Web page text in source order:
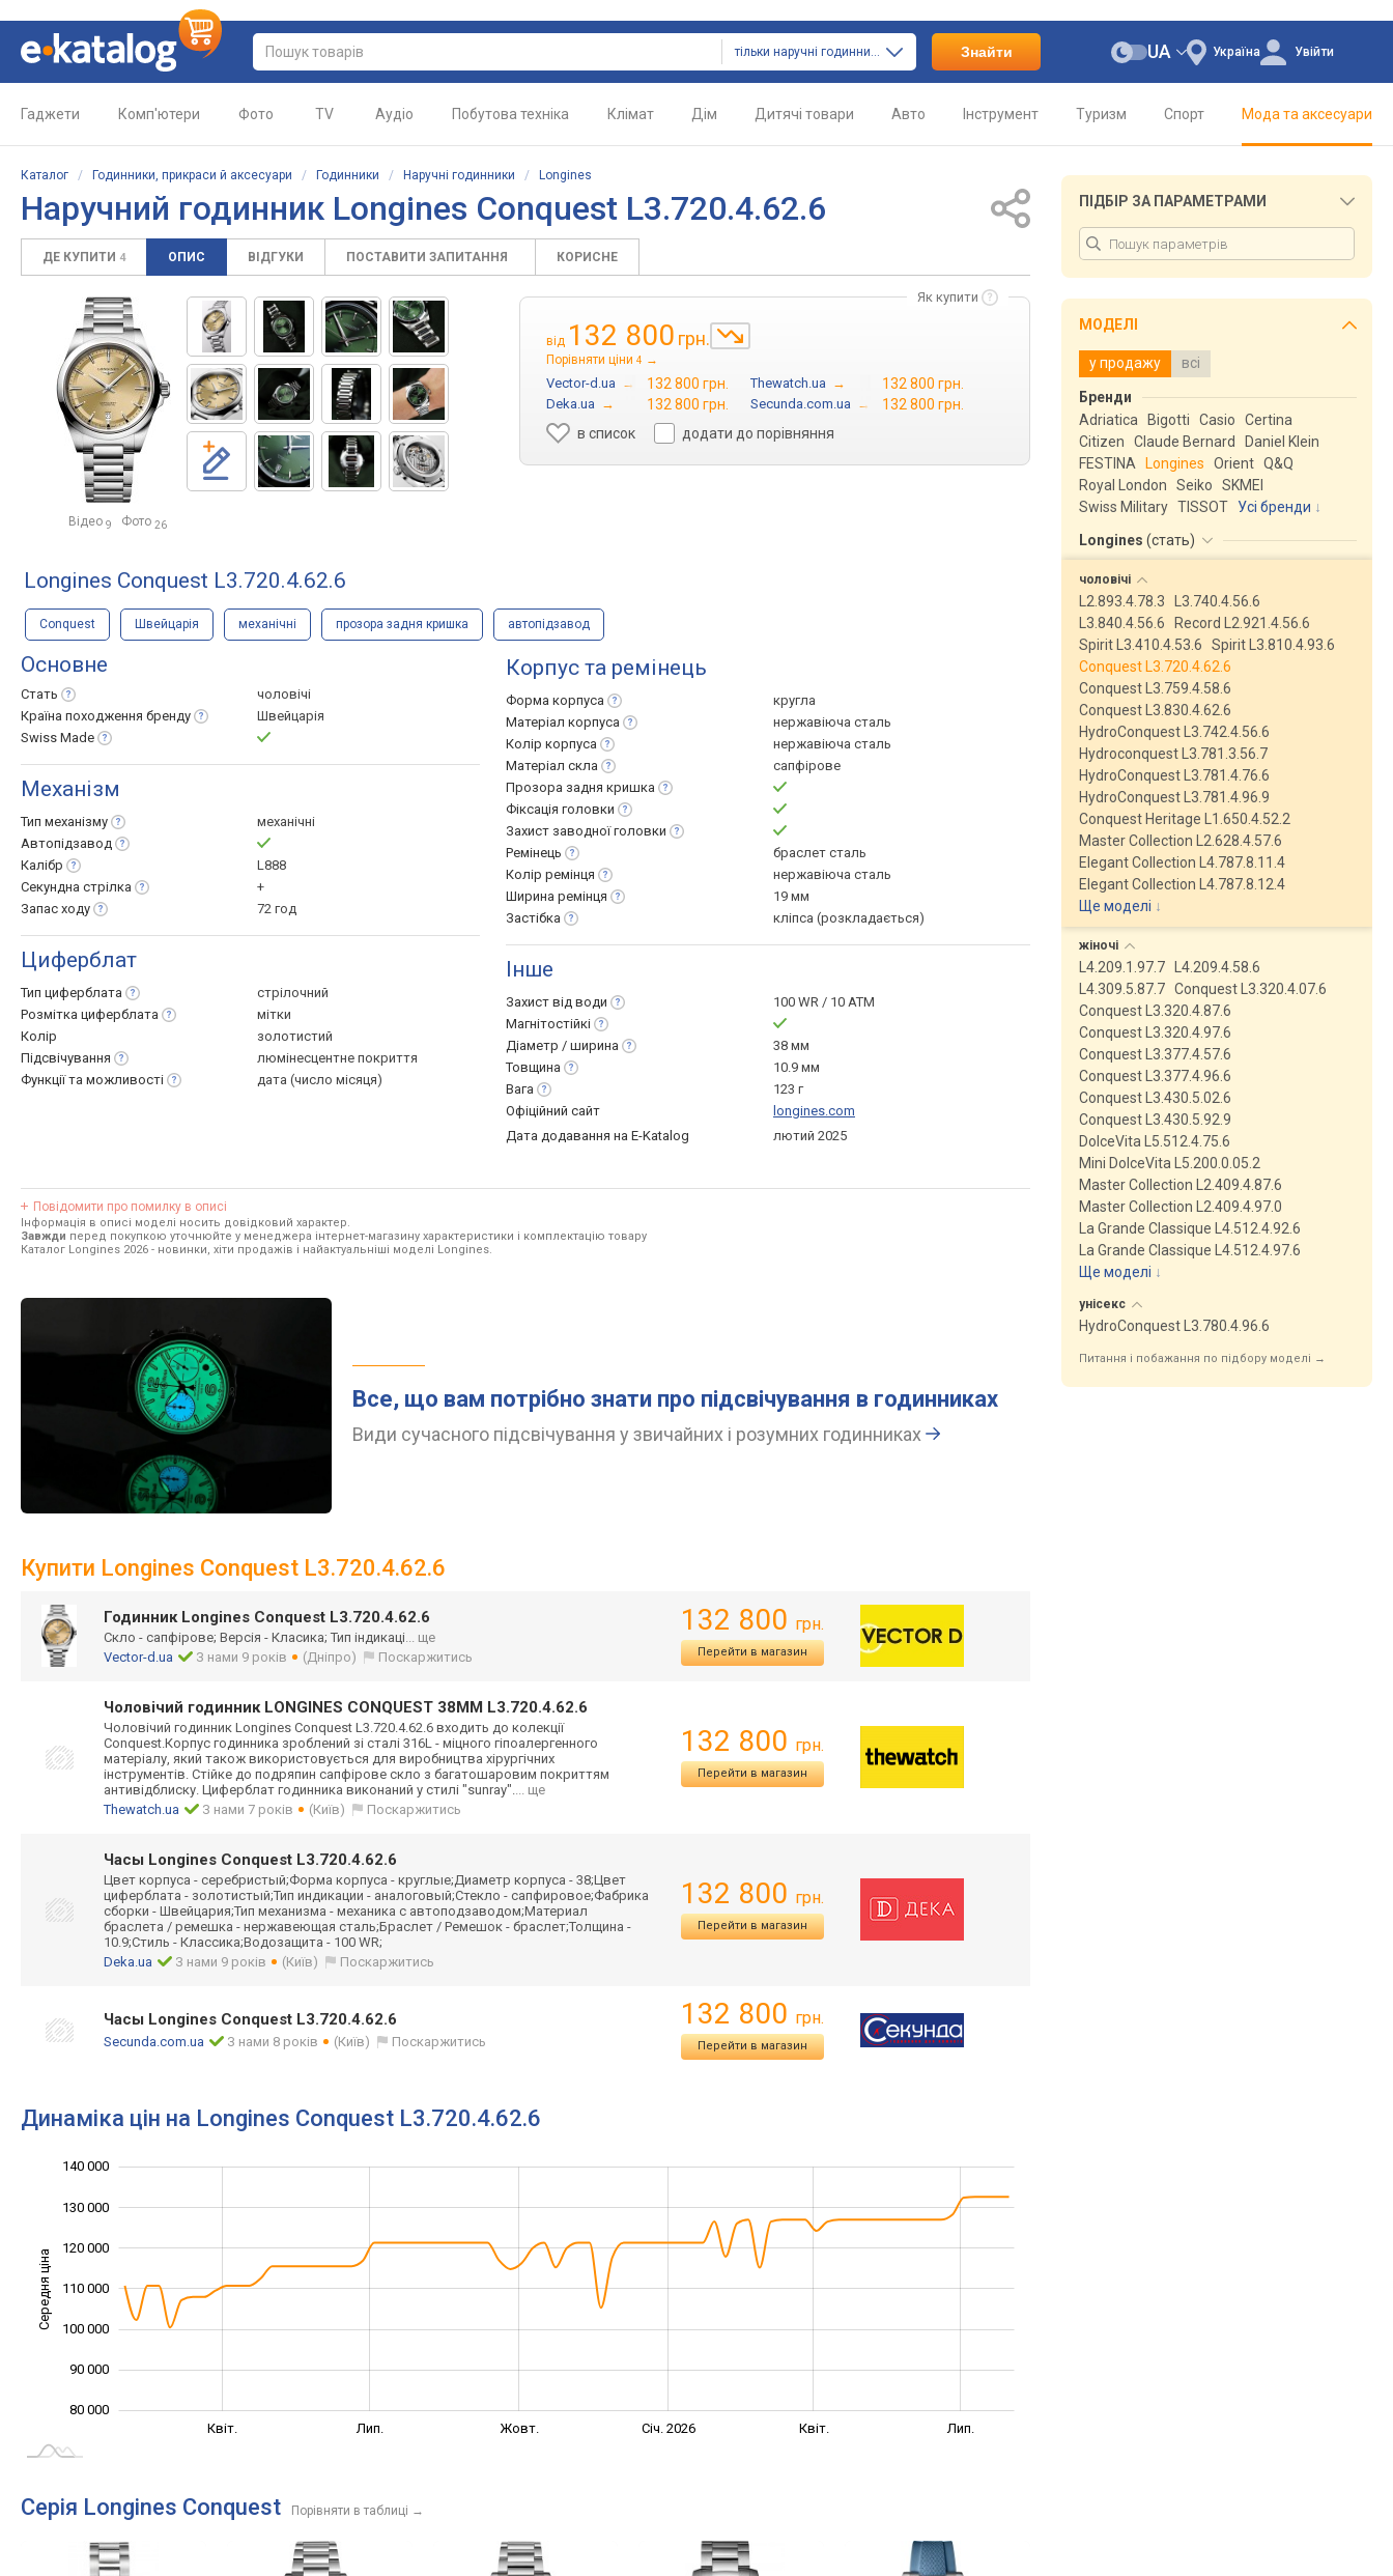
тільки наручні годинники Знайти Україна
UA Увійти
Гаджети Комп'ютери Фото TV Аудіо Побутова техніка Клімат Дім Дитячі товари Авто Інструмент Туризм Спорт Мода та аксесуари
Каталог / Годинники, прикраси й аксесуари / Годинники / Наручні годинники / Longines
Наручний годинник Longines Conquest L3.720.4.62.6
ДЕ КУПИТИ 4 ОПИС ВІДГУКИ ПОСТАВИТИ ЗАПИТАННЯ КОРИСНЕ
Відео 9 Фото 26
Як купити
від 132 800 грн.
Порівняти ціни 4 →
Vector-d.ua → 132 800 грн. Thewatch.ua → 132 800 грн.
Deka.ua → 132 800 грн. Secunda.com.ua →
132 800 грн.
в список
додати до порівняння
Longines Conquest L3.720.4.62.6
Conquest Швейцарія механічні прозора задня кришка автопідзавод
Основне
Стать
чоловічі
Країна походження бренду
Швейцарія
Swiss Made
Механізм
Тип механізму
механічні
Автопідзавод
Калібр
L888
Секундна стрілка
+
Запас ходу 72 год
Циферблат
Тип циферблата
стрілочний
Розмітка циферблата
мітки
Колір
золотистий
Підсвічування
люмінесцентне покриття
Функції та можливості дата (число місяця)
Корпус та ремінець
Форма корпуса
кругла
Матеріал корпуса
нержавіюча сталь
Колір корпуса
нержавіюча сталь
Матеріал скла
сапфірове
Прозора задня кришка
Фіксація головки
Захист заводноїголовки
Ремінець
браслет сталь
Колір ремінця
нержавіюча сталь
Ширина ремінця
19 мм
Застібка
кліпса (розкладається)
Інше
Захист від води
100 WR / 10 ATM
Магнітостійкі
Діаметр / ширина
38 мм
Товщина
10.9 мм
Вага
123 г
Офіційний сайт
longines.com
Дата додавання на E-Katalog
лютий 2025
Повідомити про помилку в описі
Інформація в описі моделі носить довідковий характер.
Завжди перед покупкою уточнюйте у менеджера інтернет-магазину характеристики і комплектацію товару
Каталог Longines 2026 - новинки, хіти продажів і найактуальніші моделі Longines.
Все, що вам потрібно знати про підсвічування в годинниках
Види сучасного підсвічування у звичайних і розумних годинниках
Купити Longines Conquest L3.720.4.62.6
Годинник Longines Conquest L3.720.4.62.6
Скло - сапфірове; Версія - Класика; Тип індикаці... ще
Vector-d.ua
З нами 9 років (Дніпро) Поскаржитись
132 800 грн.
Перейти в магазин
Чоловічий годинник LONGINES CONQUEST 38MM L3.720.4.62.6
Чоловічий годинник Longines Conquest L3.720.4.62.6 входить до колекції
Conquest.Корпус годинника зроблений зі сталі 316L - міцного гіпоалергенного
матеріалу, який також використовується для виробництва хірургічних
інструментів. Стійке до подряпин сапфірове скло з багатошаровим покриттям
антивідблиску. Циферблат годинника виконаний у стилі "sunray".... ще
Thewatch.ua
З нами 7 років (Київ) Поскаржитись
132 800 грн.
Перейти в магазин
Часы Longines Conquest L3.720.4.62.6
Цвет корпуса - серебристый;Форма корпуса - круглые;Диаметр корпуса - 38;Цвет
циферблата - золотистый;Тип индикации - аналоговый;Стекло - сапфировое;Фабрика
сборки - Швейцария;Тип механизма - механика с автоподзаводом;Материал
браслета / ремешка - нержавеющая сталь;Браслет / Ремешок - браслет;Толщина -
10.9;Стиль - Классика;Водозащита - 100 WR;
Deka.ua
З нами 9 років (Київ) Поскаржитись
132 800 грн.
Перейти в магазин
Часы Longines Conquest L3.720.4.62.6
Secunda.com.ua З нами 8 років (Київ) Поскаржитись
132 800 грн.
Перейти в магазин
Динаміка цін на Longines Conquest L3.720.4.62.6
Середня ціна 100 000
80 000
90 000
100 000
110 000
120 000
130 000
140 000
Квіт. Лип. Жовт. Січ. 2026 Квіт. Лип.
Серія Longines Conquest Порівняти в таблиці →
ПІДБІР ЗА ПАРАМЕТРАМИ
МОДЕЛІ
у продажу всі
Бренди
Adriatica
Bigotti Casio
Certina
Citizen
Claude Bernard
Daniel Klein
FESTINA
Longines Orient Q&Q
Royal London
Seiko
SKMEI
Swiss Military TISSOT
Усі бренди
Longines (стать)
чоловічі
L2.893.4.78.3
L3.740.4.56.6
L3.840.4.56.6
Record L2.921.4.56.6
Spirit L3.410.4.53.6
Spirit L3.810.4.93.6
Conquest L3.720.4.62.6
Conquest L3.759.4.58.6
Conquest L3.830.4.62.6
HydroConquest L3.742.4.56.6
Hydroconquest L3.781.3.56.7
HydroConquest L3.781.4.76.6
HydroConquest L3.781.4.96.9
Conquest Heritage L1.650.4.52.2
Master Collection L2.628.4.57.6
Elegant Collection L4.787.8.11.4
Elegant Collection L4.787.8.12.4
Ще моделі ↓
жіночі
L4.209.1.97.7
L4.209.4.58.6
L4.309.5.87.7 Conquest L3.320.4.07.6
Conquest L3.320.4.87.6
Conquest L3.320.4.97.6
Conquest L3.377.4.57.6
Conquest L3.377.4.96.6
Conquest L3.430.5.02.6
Conquest L3.430.5.92.9
DolceVita L5.512.4.75.6
Mini DolceVita L5.200.0.05.2
Master Collection L2.409.4.87.6
Master Collection L2.409.4.97.0
La Grande Classique L4.512.4.92.6
La Grande Classique L4.512.4.97.6
Ще моделі ↓
унісекс
HydroConquest L3.780.4.96.6
Питання і побажання по підбору моделі →